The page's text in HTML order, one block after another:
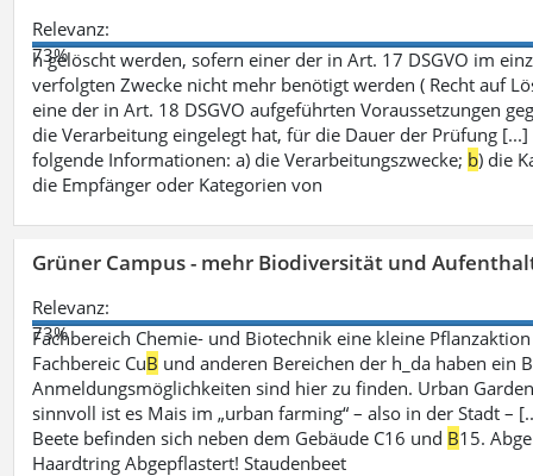
Relevanz:
73%
h gelöscht werden, sofern einer der in Art. 17 DSGVO im
verfolgten Zwecke nicht mehr benötigt werden ( Recht auf
eine der in Art. 18 DSGVO aufgeführten Voraussetzungen
die Verarbeitung eingelegt hat, für die Dauer der Prüfung
folgende Informationen: a) die Verarbeitungszwecke; b) die
die Empfänger oder Kategorien von
Grüner Campus - mehr Biodiversität und
Relevanz:
73%
Fachbereich Chemie- und Biotechnik eine kleine
Fachbereic CuB und anderen Bereichen der h_da haben ein
Anmeldungsmöglichkeiten sind hier zu finden. Urban
sinnvoll ist es Mais im „urban farming“ – also in der Stadt –
Beete befinden sich neben dem Gebäude C16 und B15.
Haardtring Abgepflastert! Staudenbeet